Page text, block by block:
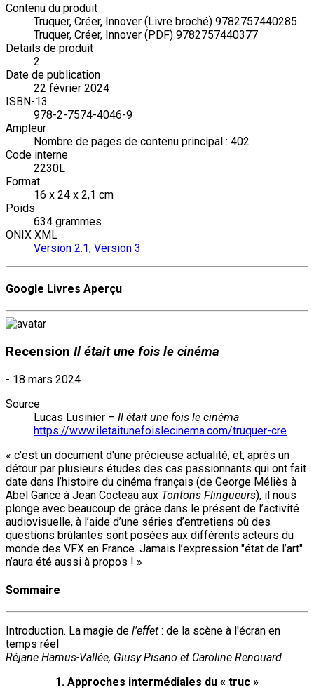
Contenu du produit
Truquer, Créer, Innover (Livre broché) 9782757440285
Truquer, Créer, Innover (PDF) 9782757440377
Details de produit
2
Date de publication
22 février 2024
ISBN-13
978-2-7574-4046-9
Ampleur
Nombre de pages de contenu principal : 402
Code interne
2230L
Format
16 x 24 x 2,1 cm
Poids
634 grammes
ONIX XML
Version 2.1, Version 3
Google Livres Aperçu
Recension Il était une fois le cinéma
- 18 mars 2024
Source
Lucas Lusinier – Il était une fois le cinéma
https://www.iletaitunefoislecinema.com/truquer-cre
« c'est un document d'une précieuse actualité, et, après un
détour par plusieurs études des cas passionnants qui ont fait
date dans l’histoire du cinéma français (de George Méliès à
Abel Gance à Jean Cocteau aux Tontons Flingueurs), il nous
plonge avec beaucoup de grâce dans le présent de l’activité
audiovisuelle, à l’aide d’une séries d’entretiens où des
questions brûlantes sont posées aux différents acteurs du
monde des VFX en France. Jamais l’expression "état de l’art"
n’aura été aussi à propos ! »
Sommaire
Introduction. La magie de l'effet : de la scène à l'écran en
temps réel
Réjane Hamus-Vallée, Giusy Pisano et Caroline Renouard
1. Approches intermédiales du « truc »